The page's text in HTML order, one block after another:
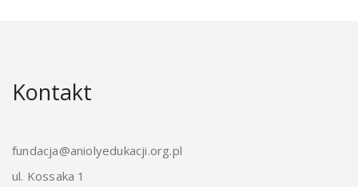
Kontakt
fundacja@aniolyedukacji.org.pl
ul. Kossaka 1